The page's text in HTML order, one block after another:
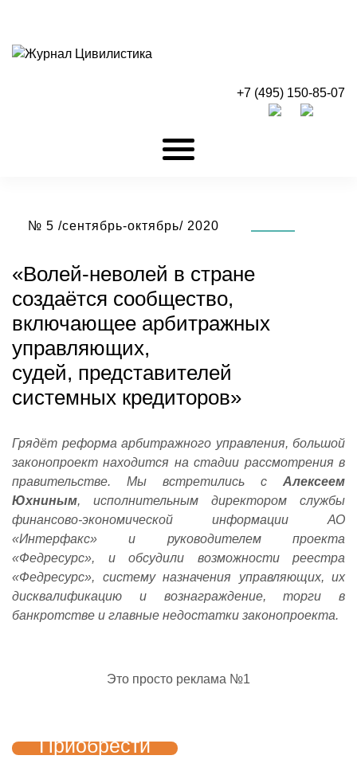
+7 (495) 150-85-07
№ 5 /сентябрь-октябрь/ 2020
«Волей-неволей в стране
создаётся сообщество,
включающее арбитражных
управляющих,
судей, представителей
системных кредиторов»
Грядёт реформа арбитражного управления, большой
законопроект находится на стадии рассмотрения в
правительстве. Мы встретились с Алексеем
Юхниным, исполнительным директором службы
финансово-экономической информации АО
«Интерфакс» и руководителем проекта
«Федресурс», и обсудили возможности реестра
«Федресурс», систему назначения управляющих, их
дисквалификацию и вознаграждение, торги в
банкротстве и главные недостатки законопроекта.
Это просто реклама №1
Приобрести